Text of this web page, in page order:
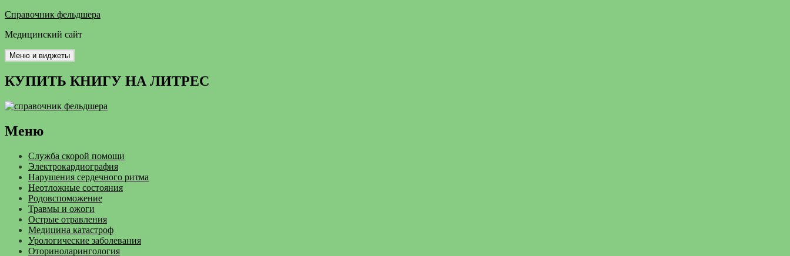
Перейти
содержимому
Справочник фельдшера
Медицинский сайт
Меню и виджеты
КУПИТЬ КНИГУ НА ЛИТРЕС
Меню
Служба скорой помощи
Электрокардиография
Нарушения сердечного ритма
Неотложные состояния
Родовспоможение
Травмы и ожоги
Острые отравления
Медицина катастроф
Урологические заболевания
Оториноларингология